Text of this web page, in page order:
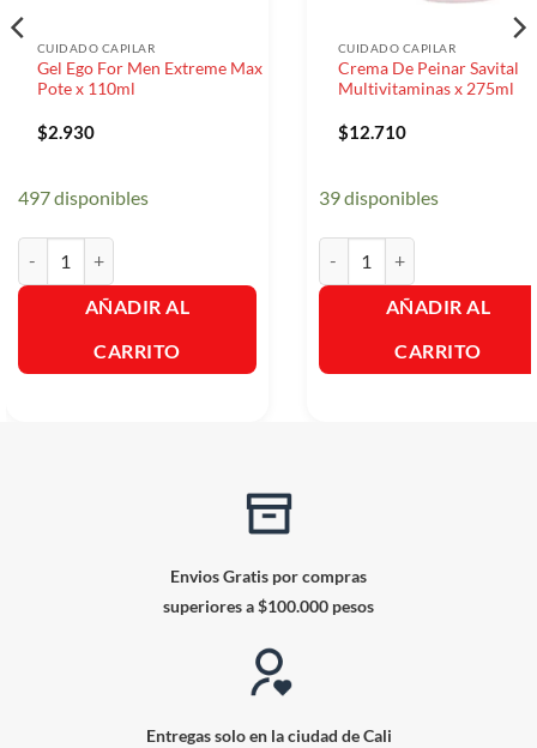
CUIDADO CAPILAR
Gel Ego For Men Extreme Max
Pote x 110ml
$2.930
497 disponibles
AÑADIR AL
CARRITO
CUIDADO CAPILAR
Crema De Peinar Savital
Multivitaminas x 275ml
$12.710
39 disponibles
AÑADIR AL
CARRITO
Envios Gratis por compras
superiores a $100.000 pesos
Entregas solo en la ciudad de Cali